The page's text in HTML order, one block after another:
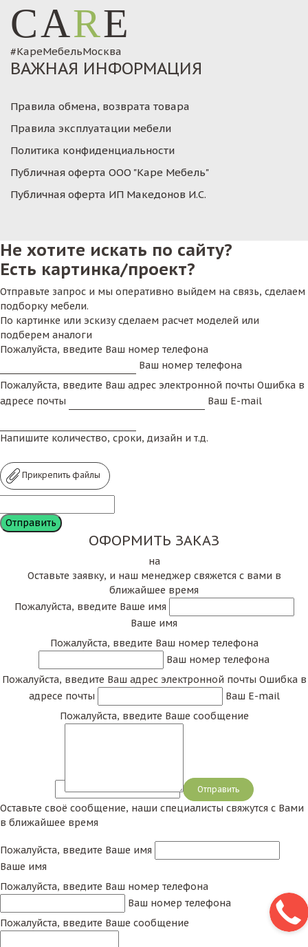
CARE
#КареМебельМосква
ВАЖНАЯ ИНФОРМАЦИЯ
Правила обмена, возврата товара
Правила эксплуатации мебели
Политика конфиденциальности
Публичная оферта ООО "Каре Мебель"
Публичная оферта ИП Македонов И.С.
Не хотите искать по сайту?
Есть картинка/проект?
Отправьте запрос и мы оперативно выйдем на связь, сделаем
подборку мебели.
По картинке или эскизу сделаем расчет моделей или
подберем аналоги
Пожалуйста, введите Ваш номер телефона
Ваш номер телефона
Пожалуйста, введите Ваш адрес электронной почты Ошибка в
адресе почты
Ваш E-mail
Напишите количество, сроки, дизайн и т.д.
Прикрепить файлы
ОФОРМИТЬ ЗАКАЗ
на
Оставьте заявку, и наш менеджер свяжется с вами в
ближайшее время
Пожалуйста, введите Ваше имя
Ваше имя
Пожалуйста, введите Ваш номер телефона
Ваш номер телефона
Пожалуйста, введите Ваш адрес электронной почты Ошибка в
адресе почты
Ваш E-mail
Пожалуйста, введите Ваше сообщение
Сообщение
Оставьте своё сообщение, наши специалисты свяжутся с Вами
в ближайшее время
Пожалуйста, введите Ваше имя
Ваше имя
Пожалуйста, введите Ваш номер телефона
Ваш номер телефона
Пожалуйста, введите Ваше сообщение